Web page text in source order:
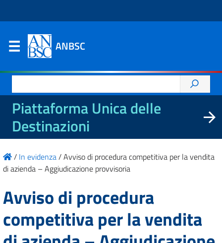
ANBSC
per:
Piattaforma Unica delle
Destinazioni
/ In evidenza/Avviso di procedura competitiva per la vendita
di azienda – Aggiudicazione provvisoria
Avviso di procedura
competitiva per la vendita